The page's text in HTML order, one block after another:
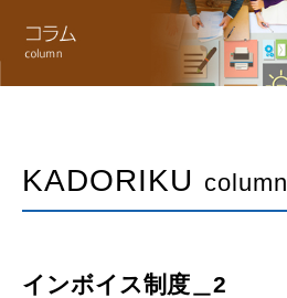
KADORIKU column
インボイス制度＿2